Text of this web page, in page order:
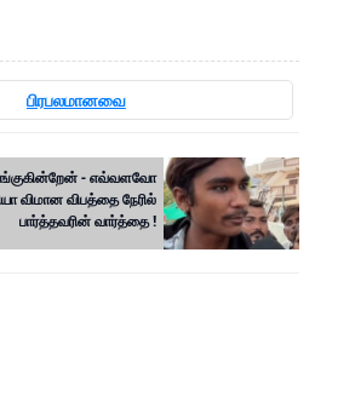
பிரபலமானவை
- எவ்வளவோ
விமான விபத்தை நேரில்
பார்த்தவரின் வார்த்தை !